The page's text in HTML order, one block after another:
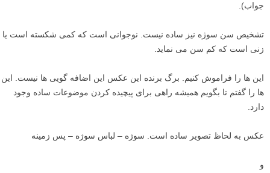
جواب).
تشخیص سن سوژه نیز ساده نیست. نوجوانی است که کمی شکسته است یا
زنی است که کم سن می نماید.
این ها را فراموش کنیم. برگ برنده این عکس این اضافه گویی ها نیست. این
ها را گفتم تا بگویم همیشه راهی برای پیچیده کردن موضوعات ساده وجود
دارد.
عکس به لحاظ تصویر ساده است. سوژه – لباس سوژه – پس زمینه
و